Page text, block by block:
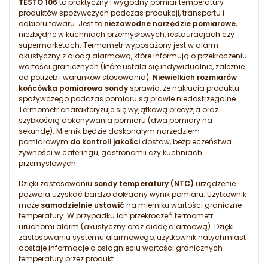
TESTO 106 to praktyczny i wygodny pomiar temperatury
produktów spożywczych podczas produkcji, transportu i
odbioru towaru. Jest to niezawodne narzędzie pomiarowe,
niezbędne w kuchniach przemysłowych, restauracjach czy
supermarketach. Termometr wyposażony jest w alarm
akustyczny z diodą alarmową, które informują o przekroczeniu
wartości granicznych (które ustala się indywidualnie, zależnie
od potrzeb i warunków stosowania). Niewielkich rozmiarów
końcówka pomiarowa sondysprawia, że nakłucia produktu
spożywczego podczas pomiaru są prawie niedostrzegalne.
Termometr charakteryzuje się wyjątkową precyzja oraz
szybkością dokonywania pomiaru (dwa pomiary na
sekundę). Miernik będzie doskonałym narzędziem
pomiarowym do kontroli jakościdostaw, bezpieczeństwa
żywności w cateringu, gastronomii czy kuchniach
przemysłowych.
Dzięki zastosowaniu sondy temperatury (NTC) urządzenie
pozwala uzyskać bardzo dokładny wynik pomiaru. Użytkownik
może samodzielnie ustawićna mierniku wartości graniczne
temperatury. W przypadku ich przekroczeń termometr
uruchomi alarm (akustyczny oraz diodę alarmową). Dzięki
zastosowaniu systemu alarmowego, użytkownik natychmiast
dostaje informacje o osiągnięciu wartości granicznych
temperatury przez produkt.